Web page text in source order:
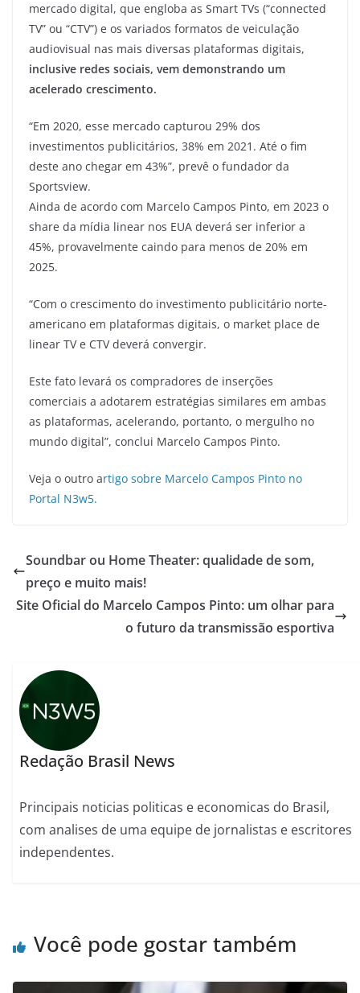
mercado digital, que engloba as Smart TVs (“connected
TV” ou “CTV”) e os variados formatos de veiculação
audiovisual nas mais diversas plataformas digitais,
inclusive redes sociais, vem demonstrando um
acelerado crescimento.
“Em 2020, esse mercado capturou 29% dos
investimentos publicitários, 38% em 2021. Até o fim
deste ano chegar em 43%”, prevê o fundador da
Sportsview.
Ainda de acordo com Marcelo Campos Pinto, em 2023 o
share da mídia linear nos EUA deverá ser inferior a
45%, provavelmente caindo para menos de 20% em
2025.
“Com o crescimento do investimento publicitário norte-
americano em plataformas digitais, o market place de
linear TV e CTV deverá convergir.
Este fato levará os compradores de inserções
comerciais a adotarem estratégias similares em ambas
as plataformas, acelerando, portanto, o mergulho no
mundo digital”, conclui Marcelo Campos Pinto.
Veja o outro artigo sobre Marcelo Campos Pinto no
Portal N3w5.
Soundbar ou Home Theater: qualidade de som,
preço e muito mais!
Site Oficial do Marcelo Campos Pinto: um olhar para
o futuro da transmissão esportiva
Redação Brasil News
Principais noticias politicas e economicas do Brasil,
com analises de uma equipe de jornalistas e escritores
independentes.
Você pode gostar também